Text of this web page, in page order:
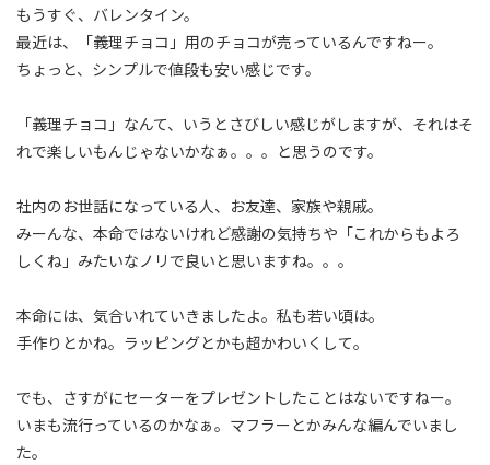
もうすぐ、バレンタイン。
最近は、「義理チョコ」用のチョコが売っているんですねー。
ちょっと、シンプルで値段も安い感じです。
「義理チョコ」なんて、いうとさびしい感じがしますが、それはそ
れで楽しいもんじゃないかなぁ。。。と思うのです。
社内のお世話になっている人、お友達、家族や親戚。
みーんな、本命ではないけれど感謝の気持ちや「これからもよろ
しくね」みたいなノリで良いと思いますね。。。
本命には、気合いれていきましたよ。私も若い頃は。
手作りとかね。ラッピングとかも超かわいくして。
でも、さすがにセーターをプレゼントしたことはないですねー。
いまも流行っているのかなぁ。マフラーとかみんな編んでいまし
た。